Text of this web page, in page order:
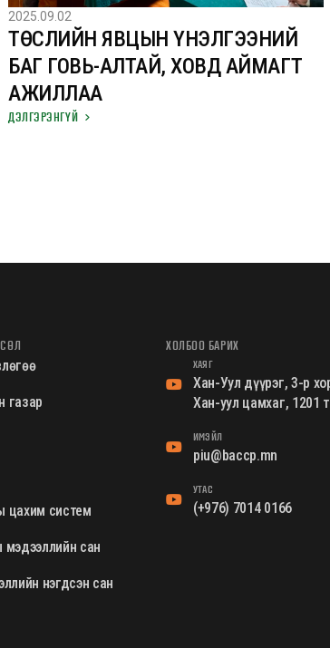
2025.09.02
ТӨСЛИЙН ЯВЦЫН ҮНЭЛГЭЭНИЙ
БАГ ГОВЬ-АЛТАЙ, ХОВД АЙМАГТ
АЖИЛЛАА
ДЭЛГЭРЭНГҮЙ
газар
цахим систем
мэдээллийн сан
нэгдсэн сан
ХОЛБОО БАРИХ
ХАЯГ
Хан-Уул дүүрэг, 3-р
Хан-уул цамхаг, 1201
ИМЭЙЛ
piu@baccp.mn
УТАС
(+976) 7014 0166